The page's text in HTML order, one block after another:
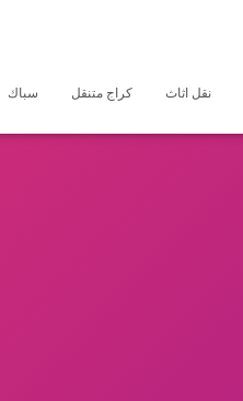
نقل اثاث كراج متنقل سباك